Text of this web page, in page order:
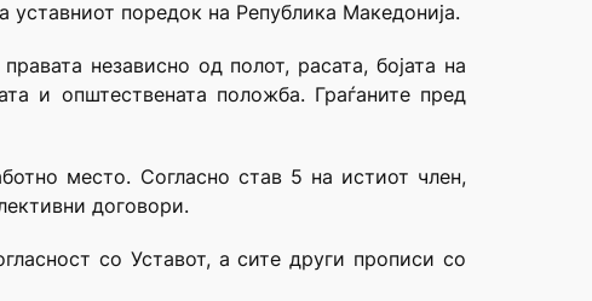
уставниот поредок на Република Македонија.
независно од полот, расата, бојата на
и општествената положба. Граѓаните пред
место. Согласно став 5 на истиот член,
договори.
со Уставот, а сите други прописи со